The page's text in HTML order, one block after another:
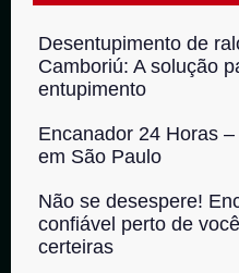
Desentupimento de
Camboriú: A solução
entupimento
Encanador 24 Horas
em São Paulo
Não se desespere!
confiável perto de
certeiras